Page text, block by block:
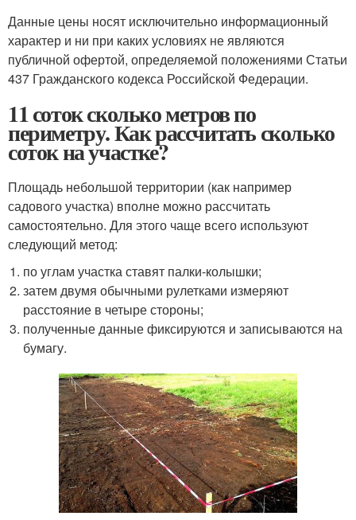
Данные цены носят исключительно информационный
характер и ни при каких условиях не являются
публичной офертой, определяемой положениями Статьи
437 Гражданского кодекса Российской Федерации.
11 соток сколько метров по
периметру. Как рассчитать сколько
соток на участке?
Площадь небольшой территории (как например
садового участка) вполне можно рассчитать
самостоятельно. Для этого чаще всего используют
следующий метод:
по углам участка ставят палки-колышки;
затем двумя обычными рулетками измеряют
расстояние в четыре стороны;
полученные данные фиксируются и записываются на
бумагу.